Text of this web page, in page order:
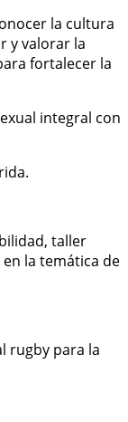
la cultura
y valorar la
fortalecer la
integral con
taller
la temática de
rugby para la